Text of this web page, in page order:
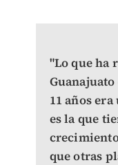
"Lo que ha
11 años
es la que
que otras